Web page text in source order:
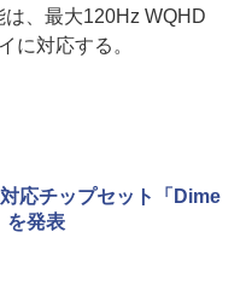
、最大120Hz WQHD
に対応する。
応チップセット「Dime
を発表